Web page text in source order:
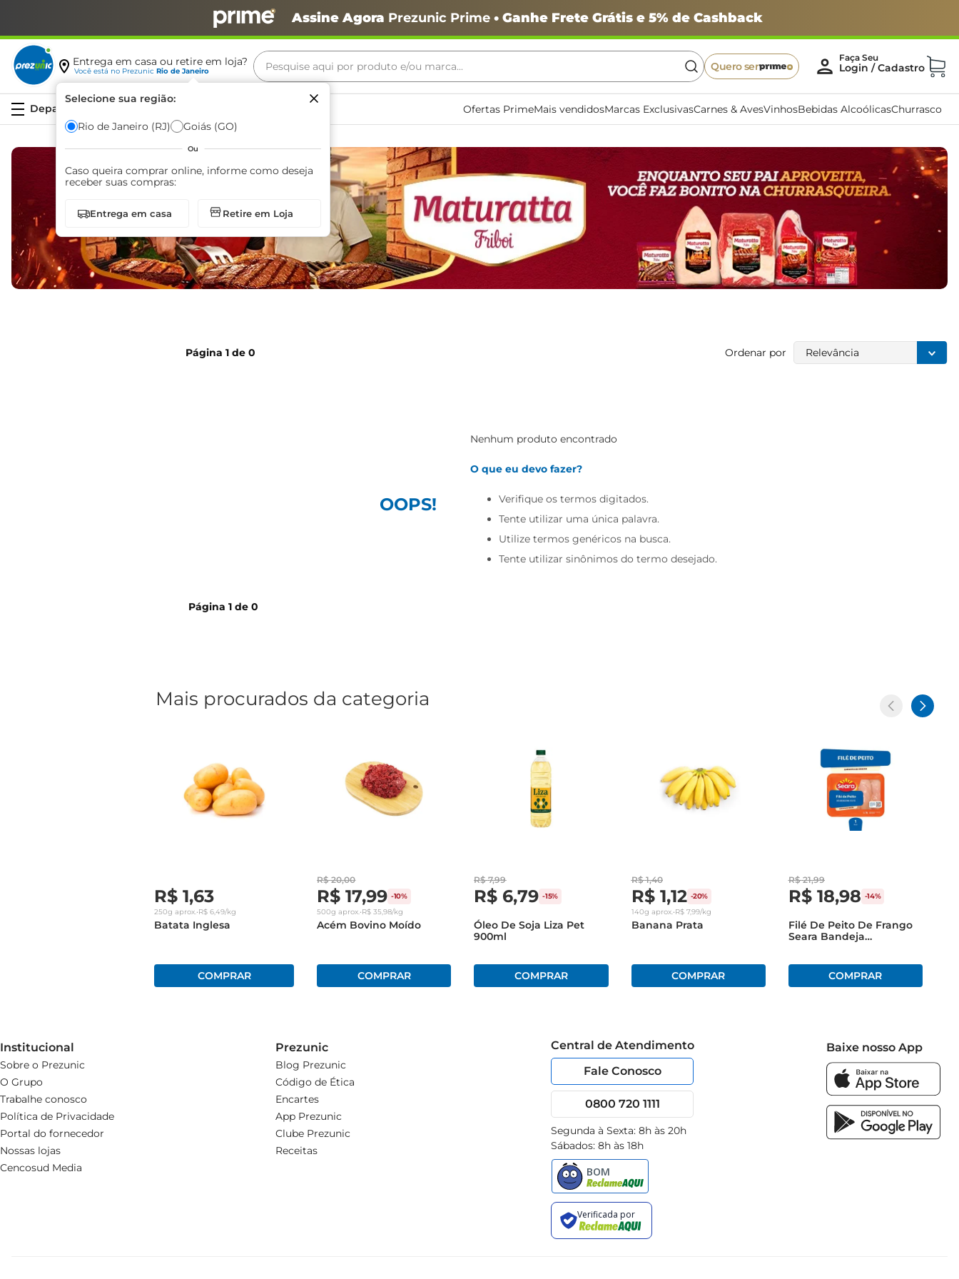
Assine Agora Prezunic Prime• Ganhe Frete Grátis e 5% de Cashback
Entrega em casa ou retire em loja?
Você está no Prezunic Rio de Janeiro
Selecione sua região:
Rio de Janeiro (RJ) Goiás (GO)
Ou
Caso queira comprar online, informe como deseja
receber suas compras:
Entrega em casa Retire em Loja
Pesquise aqui por produto e/ou marca...
Quero ser
Ofertas PrimeMais vendidosMarcas ExclusivasCarnes & AvesVinhosBebidas AlcoólicasChurrasco
Página 1 de 0 Ordenar por Relevância
OOPS!
Nenhum produto encontrado
O que eu devo fazer?
Verifique os termos digitados.
Tente utilizar uma única palavra.
Utilize termos genéricos na busca.
Tente utilizar sinônimos do termo desejado.
Página 1 de 0
Mais procurados da categoria
R$ 1,63
250g aprox.•R$ 6,49/kg
Batata Inglesa
R$ 20,00
R$ 17,99 -10%
500g aprox.•R$ 35,98/kg
Acém Bovino Moído
R$ 7,99
R$ 6,79 -15%
Óleo De Soja Liza Pet
900ml
R$ 1,40
R$ 1,12 -20%
140g aprox.•R$ 7,99/kg
Banana Prata
R$ 21,99
R$ 18,98 -14%
Filé De Peito De Frango
Seara Bandeja
Institucional
Sobre o Prezunic
O Grupo
Trabalhe conosco
Política de Privacidade
Portal do fornecedor
Nossas lojas
Cencosud Media
Prezunic
Blog Prezunic
Código de Ética
Encartes
App Prezunic
Clube Prezunic
Receitas
Central de Atendimento
Fale Conosco
0800 720 1111
Segunda à Sexta: 8h às 20h
Sábados: 8h às 18h
Baixe nosso App
Termos mais buscados
café
azeite
arroz